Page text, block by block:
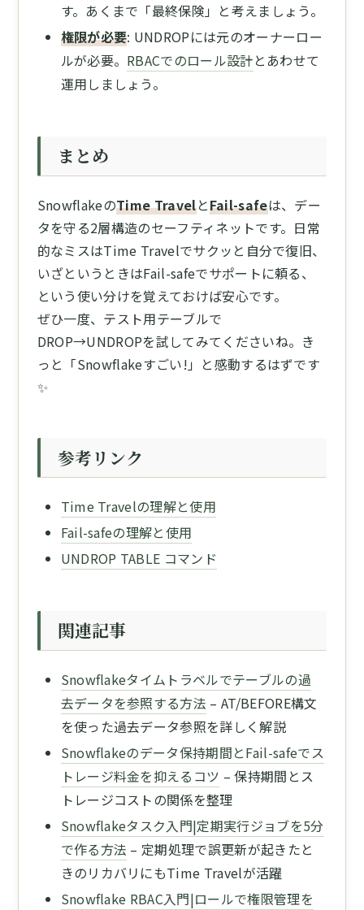
す。あくまで「最終保険」と考えましょう。
権限が必要: UNDROPには元のオーナーロー
ルが必要。 RBACでのロール設計とあわせて
運用しましょう。
まとめ
SnowflakeのTime TravelとFail-safeは、デー
タを守る2層構造のセーフティネットです。日常
的なミスはTime Travelでサクッと自分で復旧、
いざというときはFail-safeでサポートに頼る、
という使い分けを覚えておけば安心です。
ぜひ一度、テスト用テーブルで
DROP→UNDROPを試してみてくださいね。き
っと「Snowflakeすごい!」と感動するはずです
✨
参考リンク
Time Travelの理解と使用
Fail-safeの理解と使用
UNDROP TABLE コマンド
関連記事
Snowflakeタイムトラベルでテーブルの過
去データを参照する方法 – AT/BEFORE構文
を使った過去データ参照を詳しく解説
Snowflakeのデータ保持期間とFail-safeでス
トレージ料金を抑えるコツ – 保持期間とス
トレージコストの関係を整理
Snowflakeタスク入門|定期実行ジョブを5分
で作る方法 – 定期処理で誤更新が起きたと
きのリカバリにもTime Travelが活躍
Snowflake RBAC入門|ロールで権限管理を